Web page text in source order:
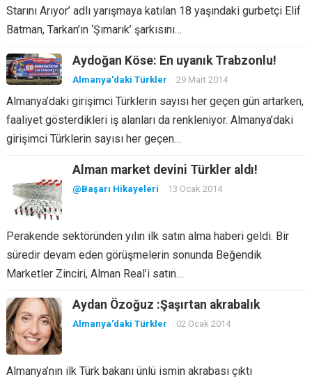
Starını Arıyor’ adlı yarışmaya katılan 18 yaşındaki gurbetçi Elif
Batman, Tarkan’ın ‘Şımarık’ şarkısını…
Aydoğan Köse: En uyanık Trabzonlu!
Almanya'daki Türkler 29 Mart 2014
Almanya’daki girişimci Türklerin sayısı her geçen gün artarken,
faaliyet gösterdikleri iş alanları da renkleniyor. Almanya’daki
girişimci Türklerin sayısı her geçen…
Alman market devini Türkler aldı!
@Başarı Hikayeleri 13 Ocak 2014
Perakende sektöründen yılın ilk satın alma haberi geldi. Bir
süredir devam eden görüşmelerin sonunda Beğendik
Marketler Zinciri, Alman Real’i satın…
Aydan Özoğuz :Şaşırtan akrabalık
Almanya'daki Türkler 02 Ocak 2014
Almanya’nın ilk Türk bakanı ünlü ismin akrabası çıktı